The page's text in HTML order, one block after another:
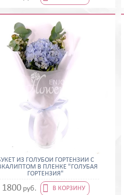
ИЗ ГОЛУБОЙ ГОРТЕНЗИИ С
В ПЛЕНКЕ "ГОЛУБАЯ
ГОРТЕНЗИЯ"
1800 руб.  В КОРЗИНУ